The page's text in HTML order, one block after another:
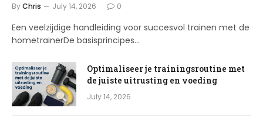
ByChris July 14, 2026 0
Een veelzijdige handleiding voor succesvol trainen met de
hometrainerDe basisprincipes…
Optimaliseer je trainingsroutine met
de juiste uitrusting en voeding
July 14, 2026